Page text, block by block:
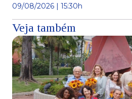
09/08/2026 | 15:30h
Veja também